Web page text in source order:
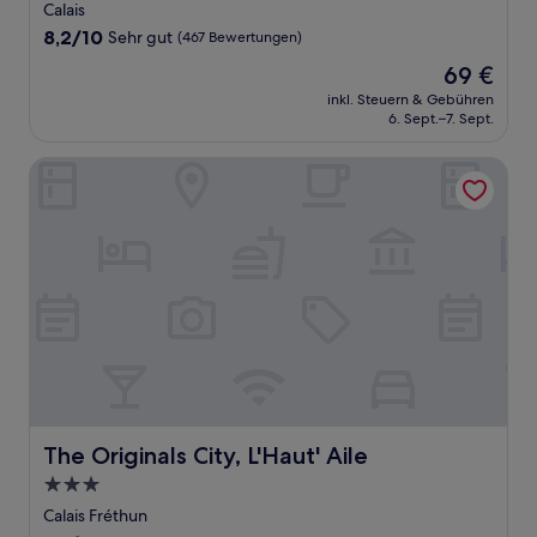
Sterne-
Unterkunft
Calais
8.2
Bewertungen)
8,2/10 Sehr gut (467 Bewertungen)
Der
Preis
beträgt
69 €
inkl. Steuern & Gebühren
6. Sept.–7. Sept.
The Originals City, L'Haut' Aile
The Originals City, L'Haut' Aile
3.0-
Sterne-
Calais Fréthun